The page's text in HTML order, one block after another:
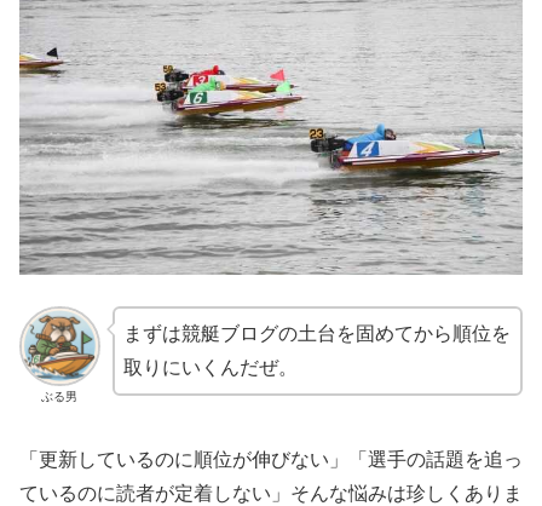
ぶる男
まずは競艇ブログの土台を固めてから順位を
取りにいくんだぜ。
「更新しているのに順位が伸びない」「選手の話題を追っ
ているのに読者が定着しない」そんな悩みは珍しくありま